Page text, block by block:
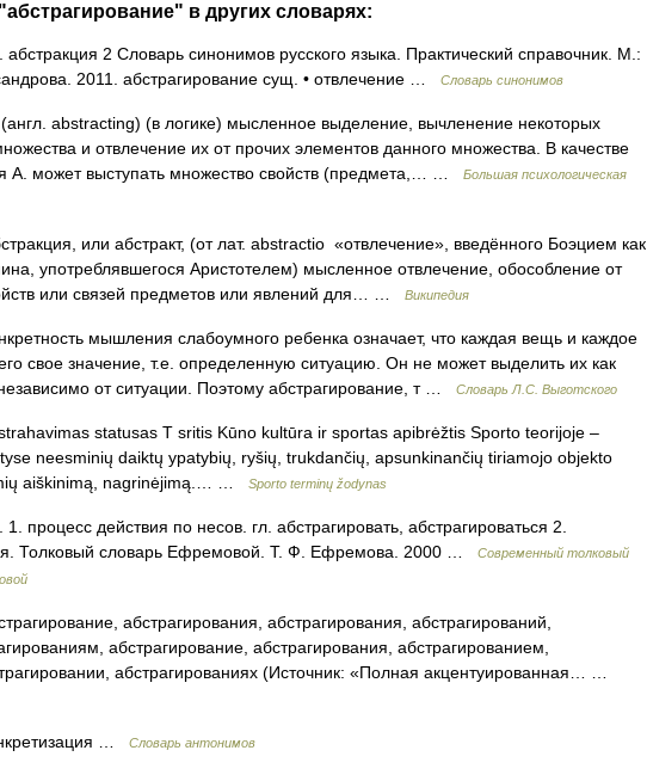
в других словарях:
2 Словарь синонимов русского языка. Практический справочник. М.:
2011. абстрагирование сущ. • отвлечение …
Словарь синонимов
abstracting) (в логике) мысленное выделение, вычленение некоторых
и отвлечение их от прочих элементов данного множества. В качестве
А. может выступать множество свойств (предмета,… …
Большая психологическая
или абстракт, (от лат. abstractio «отвлечение», введённого Боэцием как
употреблявшегося Аристотелем) мысленное отвлечение, обособление от
или связей предметов или явлений для… …
Википедия
мышления слабоумного ребенка означает, что каждая вещь и каждое
свое значение, т.е. определенную ситуацию. Он не может выделить их как
от ситуации. Поэтому абстрагирование, т …
Словарь Л.С. Выготского
statusas T sritis Kūno kultūra ir sportas apibrėžtis Sporto teorijoje –
neesminių daiktų ypatybių, ryšių, trukdančių, apsunkinančių tiriamojo objekto
aiškinimą, nagrinėjimą.… …
Sporto terminų žodynas
процесс действия по несов. гл. абстрагировать, абстрагироваться 2.
Толковый словарь Ефремовой. Т. Ф. Ефремова. 2000 …
Современный толковый
абстрагирования, абстрагирования, абстрагирований,
абстрагирование, абстрагирования, абстрагированием,
абстрагированиях (Источник: «Полная акцентуированная… …
… Словарь антонимов